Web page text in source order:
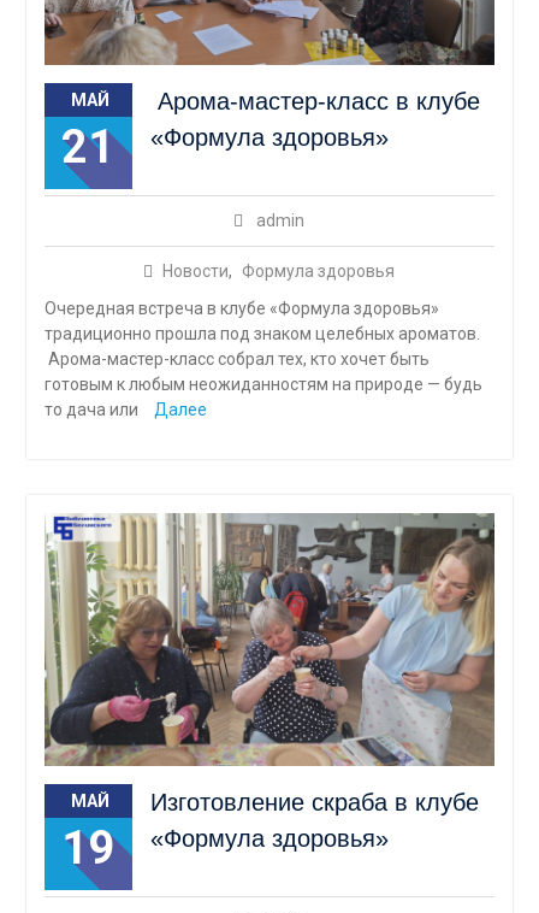
МАЙ
21
Арома-мастер-класс в клубе
«Формула здоровья»
admin
Новости,
Формула здоровья
Очередная встреча в клубе «Формула здоровья»
традиционно прошла под знаком целебных ароматов.
Арома-мастер-класс собрал тех, кто хочет быть
готовым к любым неожиданностям на природе — будь
то дача или
Далее
МАЙ
19
Изготовление скраба в клубе
«Формула здоровья»